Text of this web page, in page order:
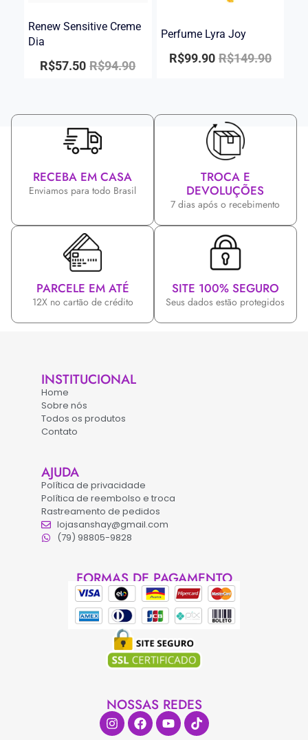
Renew Sensitive Creme
Dia
R$94.90
R$57.50
Perfume Lyra Joy
R$149.90
R$99.90
RECEBA EM CASA
Enviamos para todo Brasil
TROCA E
DEVOLUÇÕES
7 dias após o recebimento
PARCELE EM ATÉ
12X no cartão de crédito
SITE 100% SEGURO
Seus dados estão protegidos
INSTITUCIONAL
Home
Sobre nós
Todos os produtos
Contato
AJUDA
Política de privacidade
Política de reembolso e troca
Rastreamento de pedidos
lojasanshay@gmail.com
(79) 98805-9828
FORMAS DE PAGAMENTO
NOSSAS REDES